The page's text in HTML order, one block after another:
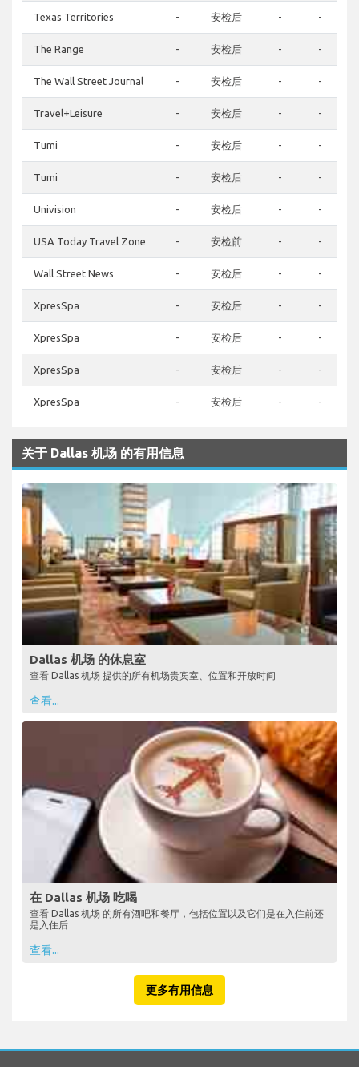
Texas Territories - 安检后 - -
The Range - 安检后 - -
The Wall Street Journal - 安检后 - -
Travel+Leisure - 安检后 - -
Tumi - 安检后 - -
Tumi - 安检后 - -
Univision - 安检后 - -
USA Today Travel Zone - 安检前 - -
Wall Street News - 安检后 - -
XpresSpa - 安检后 - -
XpresSpa - 安检后 - -
XpresSpa - 安检后 - -
XpresSpa - 安检后 - -
关于 Dallas 机场 的有用信息
Dallas 机场 的休息室
查看 Dallas 机场 提供的所有机场贵宾室、位置和开放时间
查看...
在 Dallas 机场 吃喝
查看 Dallas 机场 的所有酒吧和餐厅，包括位置以及它们是在入住前还
是入住后
查看...
更多有用信息